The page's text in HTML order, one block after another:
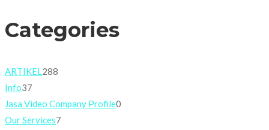
Categories
ARTIKEL288
Info37
Jasa Video Company Profile0
Our Services7